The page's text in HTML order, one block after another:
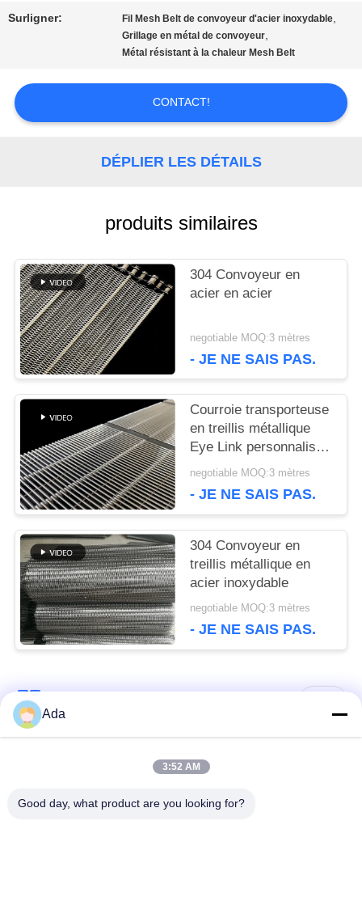
CONTACTEZ-
NOUS
CITATION
PLAN
DU
SITE
PRIVACY
POLICY
Surligner: Fil Mesh Belt de convoyeur d'acier inoxydable,
Grillage en métal de convoyeur,
Métal résistant à la chaleur Mesh Belt
CONTACT!
DÉPLIER LES DÉTAILS
produits similaires
304 Convoyeur en
acier en acier
negotiable MOQ:3 mètres
- JE NE SAIS PAS.
Courroie transporteuse
en treillis métallique
Eye Link personnalisée
et durable, de qualité
negotiable MOQ:3 mètres
- JE NE SAIS PAS.
304 Convoyeur en
treillis métallique en
acier inoxydable
negotiable MOQ:3 mètres
- JE NE SAIS PAS.
Ceinture en spirale de
Ada
3:52 AM
Good day, what product are you looking for?